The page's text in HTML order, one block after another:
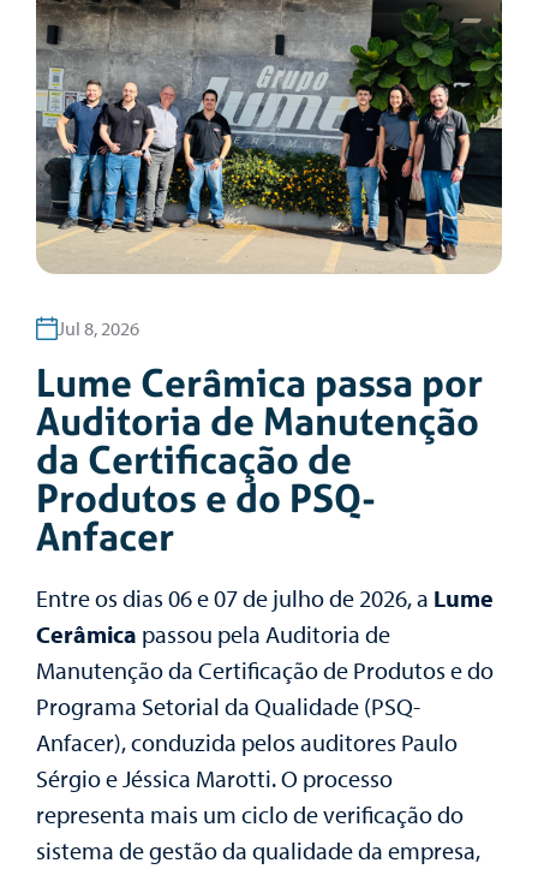
Jul 8, 2026
Lume Cerâmica passa por
Auditoria de Manutenção
da Certificação de
Produtos e do PSQ-
Anfacer
Entre os dias 06 e 07 de julho de 2026, a Lume
Cerâmica passou pela Auditoria de
Manutenção da Certificação de Produtos e do
Programa Setorial da Qualidade (PSQ-
Anfacer), conduzida pelos auditores Paulo
Sérgio e Jéssica Marotti. O processo
representa mais um ciclo de verificação do
sistema de gestão da qualidade da empresa,